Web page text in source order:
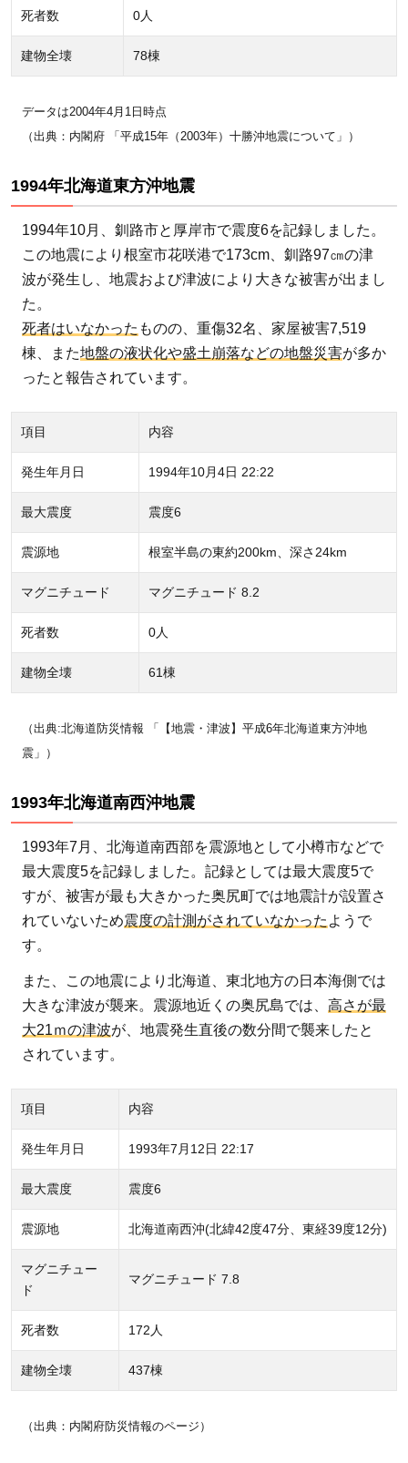
日
頃
か
ら
防
災
持
っ
て
前
の
準
備
が
大
死者数 0人
建物全壊 78棟
データは2004年4月1日時点
（出典：内閣府 「平成15年（2003年）十勝沖地震について」）
1994年北海道東方沖地震
1994年10月、釧路市と厚岸市で震度6を記録しました。
この地震により根室市花咲港で173cm、釧路97㎝の津
波が発生し、地震および津波により大きな被害が出まし
た。
死者はいなかった ものの、重傷32名、家屋被害7,519
棟、また地盤の液状化や盛土崩落などの地盤災害が多か
ったと報告されています。
項目 内容
発生年月日 1994年10月4日 22:22
最大震度 震度6
震源地 根室半島の東約200km、深さ24km
マグニチュード マグニチュード 8.2
死者数 0人
建物全壊 61棟
（出典:北海道防災情報 「【地震・津波】平成6年北海道東方沖地
震」）
1993年北海道南西沖地震
1993年7月、北海道南西部を震源地として小樽市などで
最大震度5を記録しました。記録としては最大震度5で
すが、被害が最も大きかった奥尻町では地震計が設置さ
れていないため震度の計測がされていなかった ようで
す。
また、この地震により北海道、東北地方の日本海側では
大きな津波が襲来。震源地近くの奥尻島では、 高さが最
大21ｍの津波が、地震発生直後の数分間で襲来したと
されています。
項目 内容
発生年月日 1993年7月12日 22:17
最大震度 震度6
震源地 北海道南西沖(北緯42度47分、東経39度12分)
マグニチュー
ド
マグニチュード 7.8
死者数 172人
建物全壊 437棟
（出典：内閣府防災情報のページ）